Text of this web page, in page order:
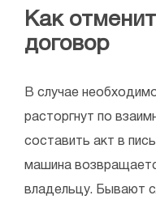
Как
договор
В случае
расторгнут по
составить акт в
машина
владельцу. Бывают